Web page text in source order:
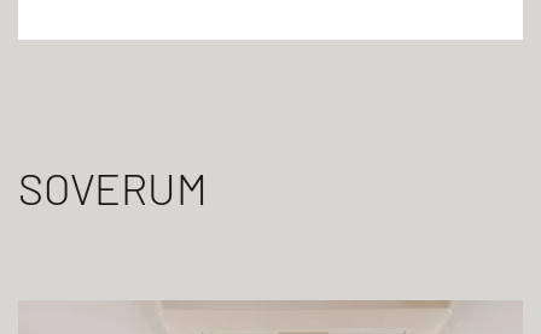
SOVERUM